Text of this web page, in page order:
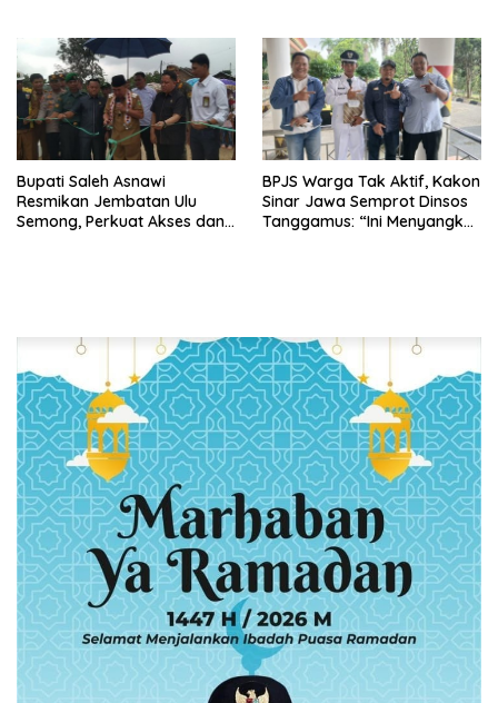
Bupati Saleh Asnawi
Resmikan Jembatan Ulu
Semong, Perkuat Akses dan
BPJS Warga Tak Aktif, Kakon
Sinar Jawa Semprot Dinsos
Tanggamus: “Ini Menyangkut